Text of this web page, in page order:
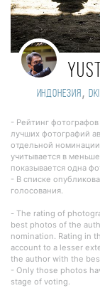
Индонезия,
- Рейтинг
лучших фотографий
отдельной
учитывается в
показывается одна
- В списке
голосования.
- The rating of
best photos of the
nomination. Rating in
account to a lesser
the author with the
- Only those photos
stage of voting.